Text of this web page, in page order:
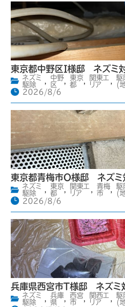
東京都中野区I様邸 ネズミ
ネズミ
駆除
中野
区
東京
都
関東エ
リア
駆
(
2026/8/6
東京都青梅市O様邸 ネズミ
ネズミ
駆除
,
東京
都
,
関東エ
リア
,
青梅
市
,
駆
(
2026/8/6
兵庫県西宮市T様邸 ネズミ
ネズミ
駆除
,
兵庫
県
,
西宮
市
,
関西エ
リア
,
駆
(